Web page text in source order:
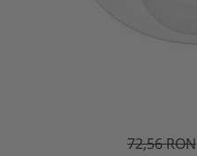
72,56 RON